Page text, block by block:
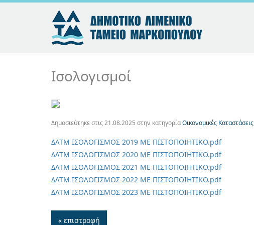
Ισολογισμοί
Δημοσιεύτηκε στις21.08.2025 στην κατηγορίαΟικονομικές Καταστάσεις
ΔΛΤΜ ΙΣΟΛΟΓΙΣΜΟΣ 2019 ΜΕ ΠΙΣΤΟΠΟΙΗΤΙΚΟ.pdf
ΔΛΤΜ ΙΣΟΛΟΓΙΣΜΟΣ 2020 ΜΕ ΠΙΣΤΟΠΟΙΗΤΙΚΟ.pdf
ΔΛΤΜ ΙΣΟΛΟΓΙΣΜΟΣ 2021 ΜΕ ΠΙΣΤΟΠΟΙΗΤΙΚΟ.pdf
ΔΛΤΜ ΙΣΟΛΟΓΙΣΜΟΣ 2022 ME ΠΙΣΤΟΠΟΙΗΤΙΚΟ.pdf
ΔΛΤΜ ΙΣΟΛΟΓΙΣΜΟΣ 2023 ΜΕ ΠΙΣΤΟΠΟΙΗΤΙΚΟ.pdf
« επιστροφή